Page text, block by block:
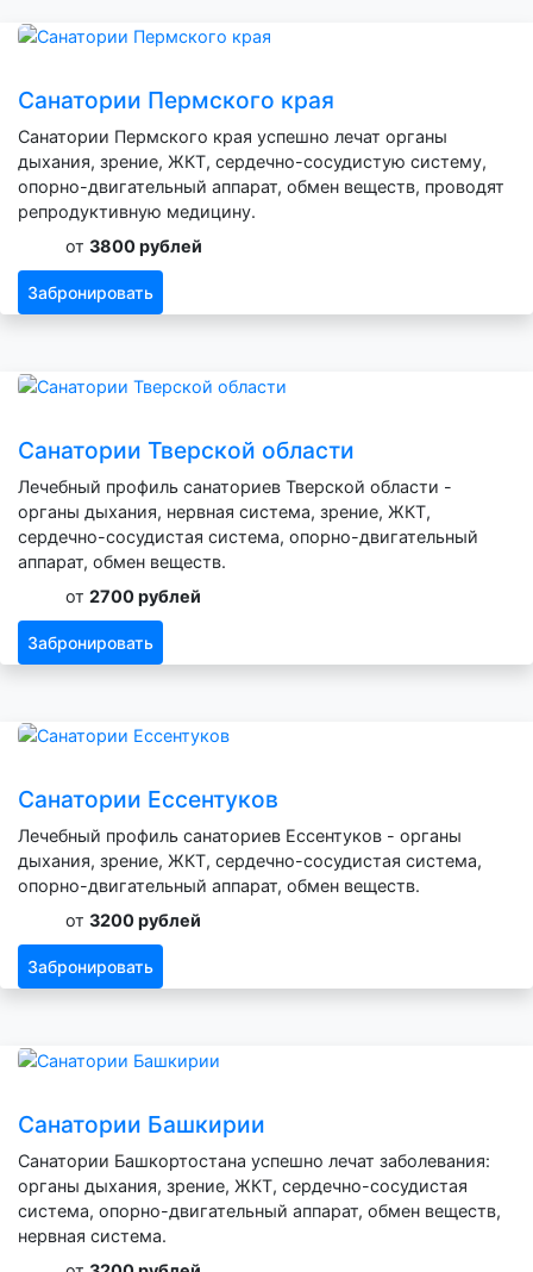
Санатории Пермского края
Санатории Пермского края успешно лечат органы
дыхания, зрение, ЖКТ, сердечно-сосудистую систему,
опорно-двигательный аппарат, обмен веществ, проводят
репродуктивную медицину.
от 3800 рублей
Забронировать
Санатории Тверской области
Лечебный профиль санаториев Тверской области -
органы дыхания, нервная система, зрение, ЖКТ,
сердечно-сосудистая система, опорно-двигательный
аппарат, обмен веществ.
от 2700 рублей
Забронировать
Санатории Ессентуков
Лечебный профиль санаториев Ессентуков - органы
дыхания, зрение, ЖКТ, сердечно-сосудистая система,
опорно-двигательный аппарат, обмен веществ.
от 3200 рублей
Забронировать
Санатории Башкирии
Санатории Башкортостана успешно лечат заболевания:
органы дыхания, зрение, ЖКТ, сердечно-сосудистая
система, опорно-двигательный аппарат, обмен веществ,
нервная система.